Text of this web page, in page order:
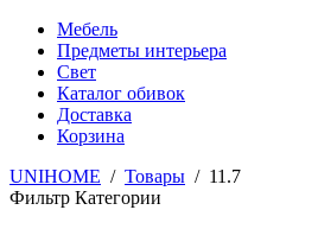
Мебель
Предметы интерьера
Свет
Каталог обивок
Доставка
Корзина
UNIHOME / Товары / 11.7
Фильтр Категории